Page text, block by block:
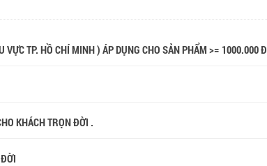
VỰC TP. HỒ CHÍ MINH ) ÁP DỤNG CHO SẢN PHẨM >= 1000.000 Đ
KHÁCH TRỌN ĐỜI .